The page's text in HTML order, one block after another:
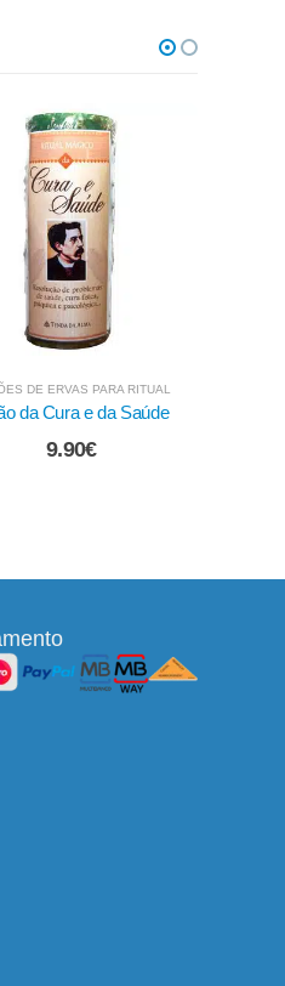
DE ERVAS PARA RITUAL
da Ruptura e Separação
9.90€